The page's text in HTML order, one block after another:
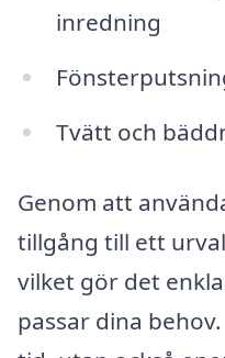
inredning
Tvätt och
Genom att
tillgång till ett
vilket gör det
passar dina